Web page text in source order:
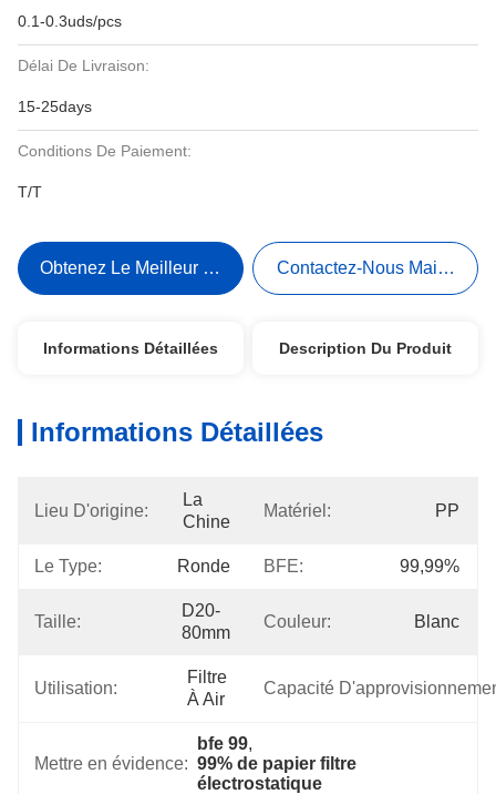
0.1-0.3uds/pcs
Délai De Livraison:
15-25days
Conditions De Paiement:
T/T
Obtenez Le Meilleur Prix Contactez-Nous Maintenant
Informations Détaillées Description Du Produit
Informations Détaillées
Lieu D'origine:
La
Chine
Matériel: PP
Le Type: Ronde BFE: 99,99%
Taille:
D20-
80mm
Couleur: Blanc
Utilisation:
Filtre
À Air
Capacité
Mettre en évidence:
bfe 99,
99% de papier filtre
électrostatique